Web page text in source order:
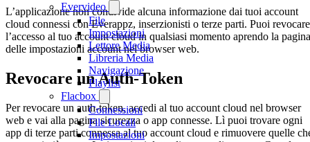
Evervideo
File
Impostazioni
Lettore Media
Libreria Media
Navigazione
Playlist
Flacbox
Connessioni
File Locali
Impostazioni
L’applicazione non condivide alcuna informazione dai tuoi account
cloud connessi con Everappz, inserzionisti o terze parti. Puoi revocare
l’accesso al tuo account cloud in qualsiasi momento aprendo la pagina
delle impostazioni account nel browser web.
Revocare un Auth-Token
Per revocare un auth-token, accedi al tuo account cloud nel browser
web e vai alla pagina sicurezza o app connesse. Lì puoi trovare ogni
app di terze parti connessa al tuo account cloud e rimuovere quelle